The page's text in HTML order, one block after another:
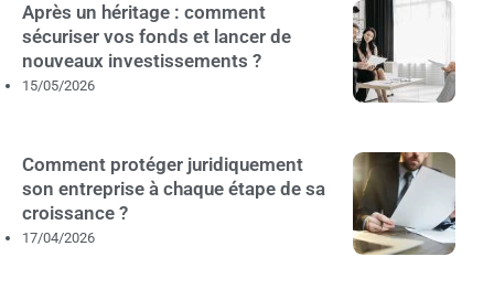
Après un héritage : comment
sécuriser vos fonds et lancer de
nouveaux investissements ?
15/05/2026
Comment protéger juridiquement
son entreprise à chaque étape de sa
croissance ?
17/04/2026